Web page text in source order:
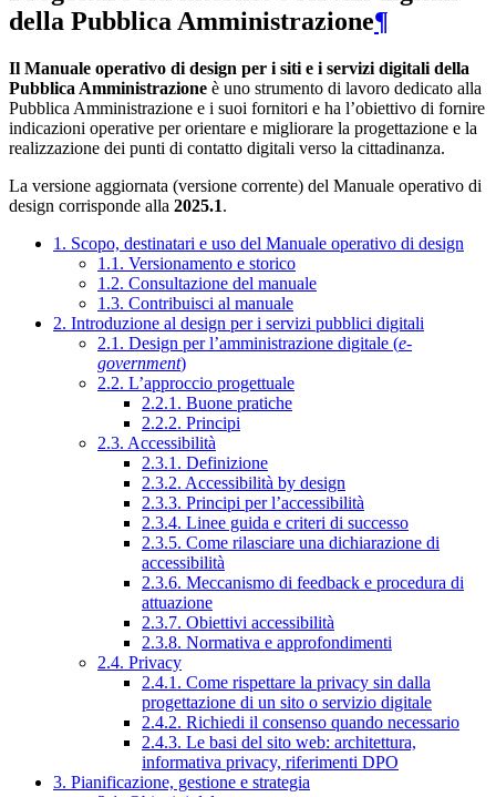
della Pubblica Amministrazione¶
Il Manuale operativo di design per i siti e i servizi digitali della
Pubblica Amministrazione è uno strumento di lavoro dedicato alla
Pubblica Amministrazione e i suoi fornitori e ha l’obiettivo di fornire
indicazioni operative per orientare e migliorare la progettazione e la
realizzazione dei punti di contatto digitali verso la cittadinanza.
La versione aggiornata (versione corrente) del Manuale operativo di
design corrisponde alla 2025.1.
1. Scopo, destinatari e uso del Manuale operativo di design
1.1. Versionamento e storico
1.2. Consultazione del manuale
1.3. Contribuisci al manuale
2. Introduzione al design per i servizi pubblici digitali
2.1. Design per l’amministrazione digitale (e-
government)
2.2. L’approccio progettuale
2.2.1. Buone pratiche
2.2.2. Principi
2.3. Accessibilità
2.3.1. Definizione
2.3.2. Accessibilità by design
2.3.3. Principi per l’accessibilità
2.3.4. Linee guida e criteri di successo
2.3.5. Come rilasciare una dichiarazione di
accessibilità
2.3.6. Meccanismo di feedback e procedura di
attuazione
2.3.7. Obiettivi accessibilità
2.3.8. Normativa e approfondimenti
2.4. Privacy
2.4.1. Come rispettare la privacy sin dalla
progettazione di un sito o servizio digitale
2.4.2. Richiedi il consenso quando necessario
2.4.3. Le basi del sito web: architettura,
informativa privacy, riferimenti DPO
3. Pianificazione, gestione e strategia